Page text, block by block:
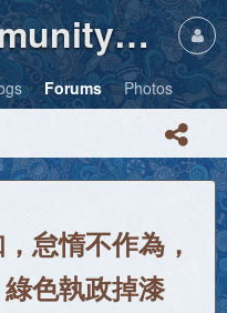
Insoler Community・Photos
Forums Photos
怠惰不作為，
色執政掉漆